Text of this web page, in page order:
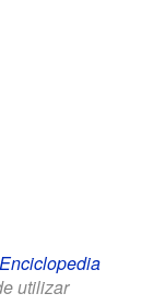
Enciclopedia
utilizar